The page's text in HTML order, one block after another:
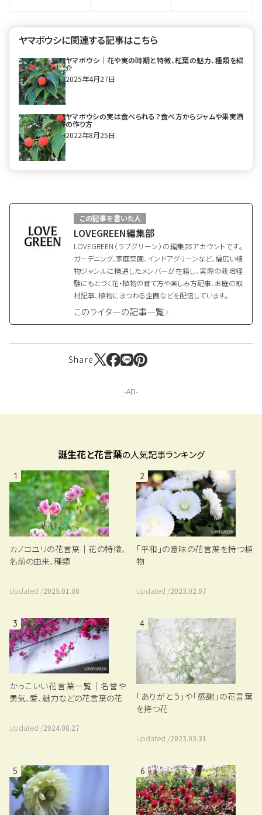
井愛さん
全ガイド
ポート
ヤマボウシに関連する記事はこちら
ヤマボウシ｜花や実の時期と特徴、紅葉の魅力、種類を紹
介
2025年4月27日
ヤマボウシの実は食べられる？食べ方からジャムや果実酒
の作り方
2022年8月25日
この記事を書いた人
LOVEGREEN編集部
LOVEGREEN（ラブグリーン）の編集部アカウントです。
ガーデニング、家庭菜園、インドアグリーンなど、幅広い植
物ジャンルに精通したメンバーが在籍し、実際の栽培経
験にもとづく花・植物の育て方や楽しみ方記事、お庭の取
材記事、植物にまつわる企画などを配信しています。
このライターの記事一覧
Share
誕生花と花言葉の人気記事ランキング
1
カノコユリの花言葉｜花の特徴、
名前の由来、種類
Updated /2025.01.08
2
「平和」の意味の花言葉を持つ植
物
Updated /2023.02.07
3
かっこいい花言葉一覧｜名誉や
勇気、愛、魅力などの花言葉の花
Updated /2024.08.27
4
「ありがとう」や「感謝」の花言葉
を持つ花
Updated /2023.03.31
5 6